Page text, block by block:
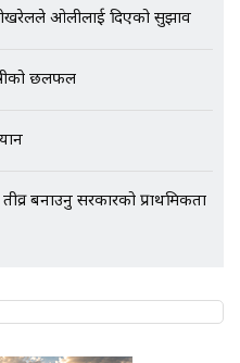
CCTV Footage Lost |
ओलीलाई दिएको सुझाव
छलफल
तीव्र बनाउनु सरकारको प्राथमिकता